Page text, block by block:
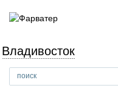
Владивосток